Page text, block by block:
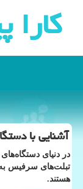
كارا
آشنایی با
در دنیای
تبلت‌های سرفیس به
هستند.